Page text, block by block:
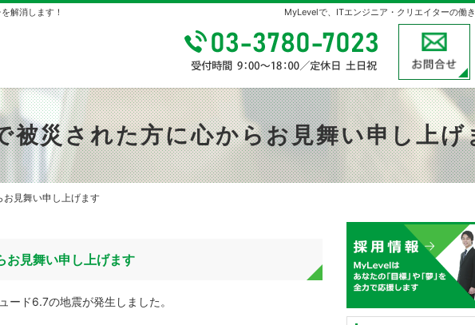
被災された方に心からお見舞い申し上げ
MyLevelで、ITエンジニア・クリエイターの働
解消します！
お見舞い申し上げます
お見舞い申し上げます
ド6.7の地震が発生しました。
03-3780-
受付時間
9:00～18:00
定休日
土日祝